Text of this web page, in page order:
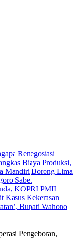
Renegosiasi
Biaya Produksi,
Mandiri Borong Lima
Sabet
KOPRI PMII
Kasus Kekerasan
Bupati Wahono
Pengeboran,